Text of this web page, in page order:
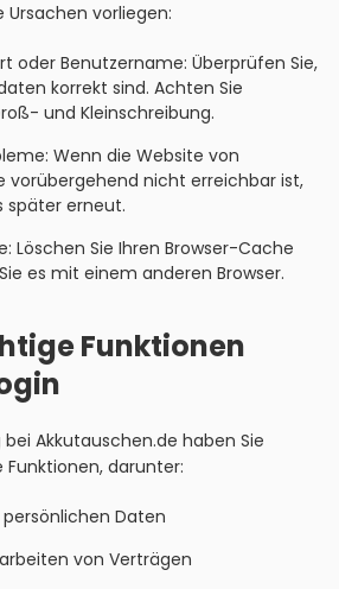
vorliegen:
oder Benutzername: Überprüfen Sie,
korrekt sind. Achten Sie
und Kleinschreibung.
Wenn die Website von
vorübergehend nicht erreichbar ist,
später erneut.
Löschen Sie Ihren Browser-Cache
es mit einem anderen Browser.
Funktionen
Akkutauschen.de haben Sie
darunter:
Daten
von Verträgen